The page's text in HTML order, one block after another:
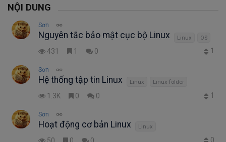
NỘI DUNG
Sơn
Nguyên tắc bảo mật cục bộ Linux Linux OS
431 1 0 1
Sơn
Hệ thống tập tin Linux Linux Linux folder
1.3K 0 0 1
Sơn
Hoạt động cơ bản Linux Linux
0